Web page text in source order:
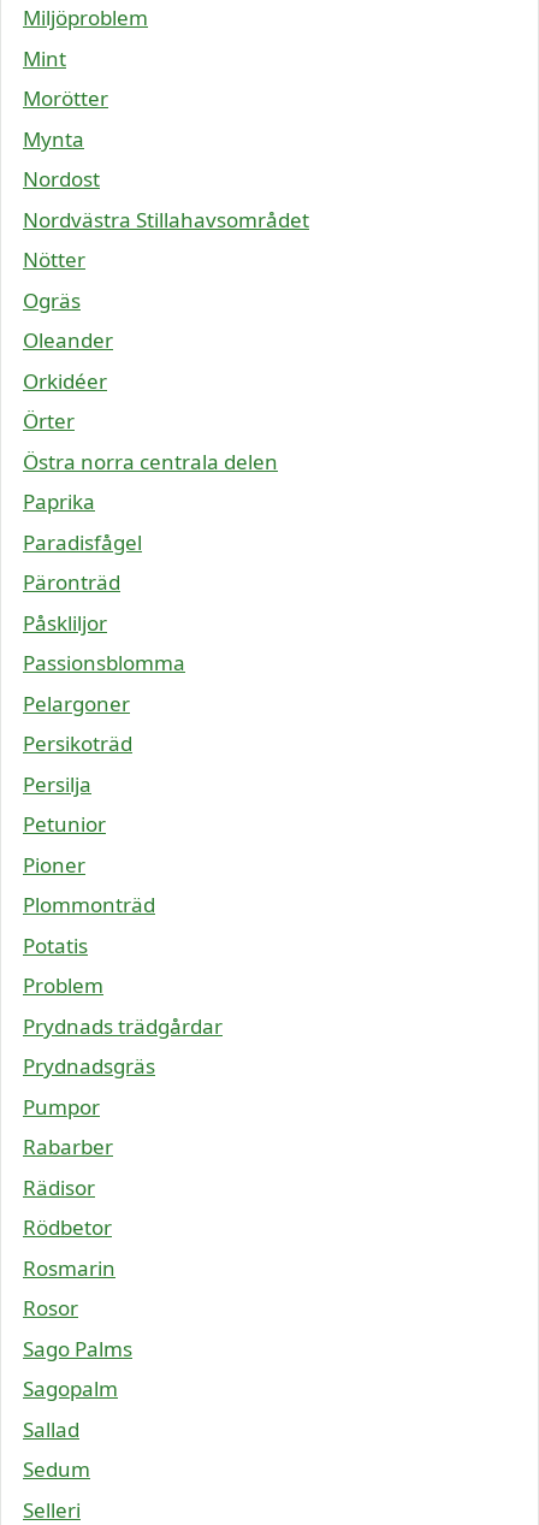
Miljöproblem
Mint
Morötter
Mynta
Nordost
Nordvästra Stillahavsområdet
Nötter
Ogräs
Oleander
Orkidéer
Örter
Östra norra centrala delen
Paprika
Paradisfågel
Päronträd
Påskliljor
Passionsblomma
Pelargoner
Persikoträd
Persilja
Petunior
Pioner
Plommonträd
Potatis
Problem
Prydnads trädgårdar
Prydnadsgräs
Pumpor
Rabarber
Rädisor
Rödbetor
Rosmarin
Rosor
Sago Palms
Sagopalm
Sallad
Sedum
Selleri